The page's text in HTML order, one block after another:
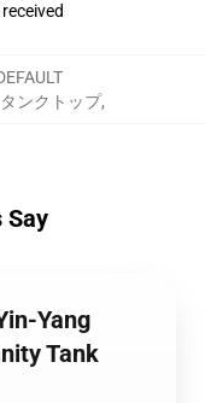
ンクトップ,
Say
Yang
Tank